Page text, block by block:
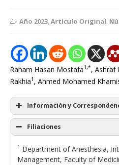
Año 2023,Artículo Original,
Raham Hasan Mostafa1,*, Ashraf
Rakhia1 , Ahmed Mohamed
Información y
Filiaciones
1 Department of Anesthesia,
Management, Faculty of